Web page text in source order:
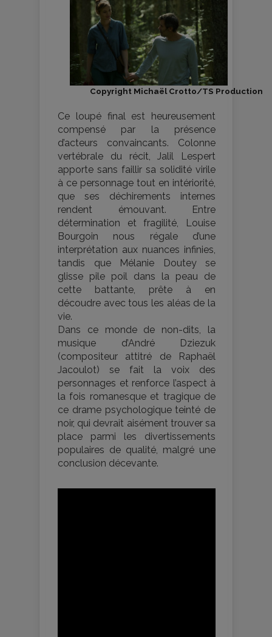
Copyright Michaël Crotto/TS Production
Ce loupé final est heureusement
compensé par la présence
d’acteurs convaincants. Colonne
vertébrale du récit, Jalil Lespert
apporte sans faillir sa solidité virile
à ce personnage tout en intériorité,
que ses déchirements internes
rendent émouvant. Entre
détermination et fragilité, Louise
Bourgoin nous régale d’une
interprétation aux nuances infinies,
tandis que Mélanie Doutey se
glisse pile poil dans la peau de
cette battante, prête à en
découdre avec tous les aléas de la
vie.
Dans ce monde de non-dits, la
musique d’André Dziezuk
(compositeur attitré de Raphaël
Jacoulot) se fait la voix des
personnages et renforce l’aspect à
la fois romanesque et tragique de
ce drame psychologique teinté de
noir, qui devrait aisément trouver sa
place parmi les divertissements
populaires de qualité, malgré une
conclusion décevante.